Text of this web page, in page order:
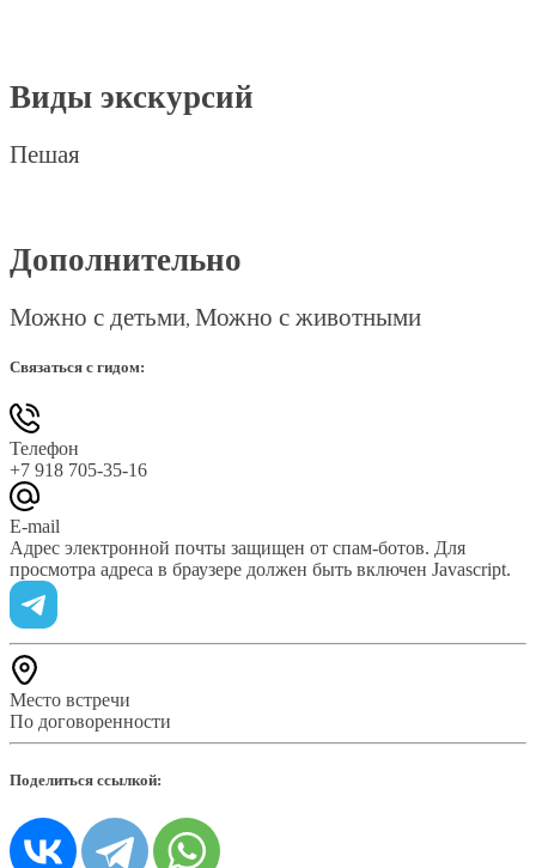
Виды экскурсий
Пешая
Дополнительно
Можно с детьми, Можно с животными
Связаться с гидом:
Телефон
+7 918 705-35-16
E-mail
Адрес электронной почты защищен от спам-ботов. Для
просмотра адреса в браузере должен быть включен Javascript.
Место встречи
По договоренности
Поделиться ссылкой: